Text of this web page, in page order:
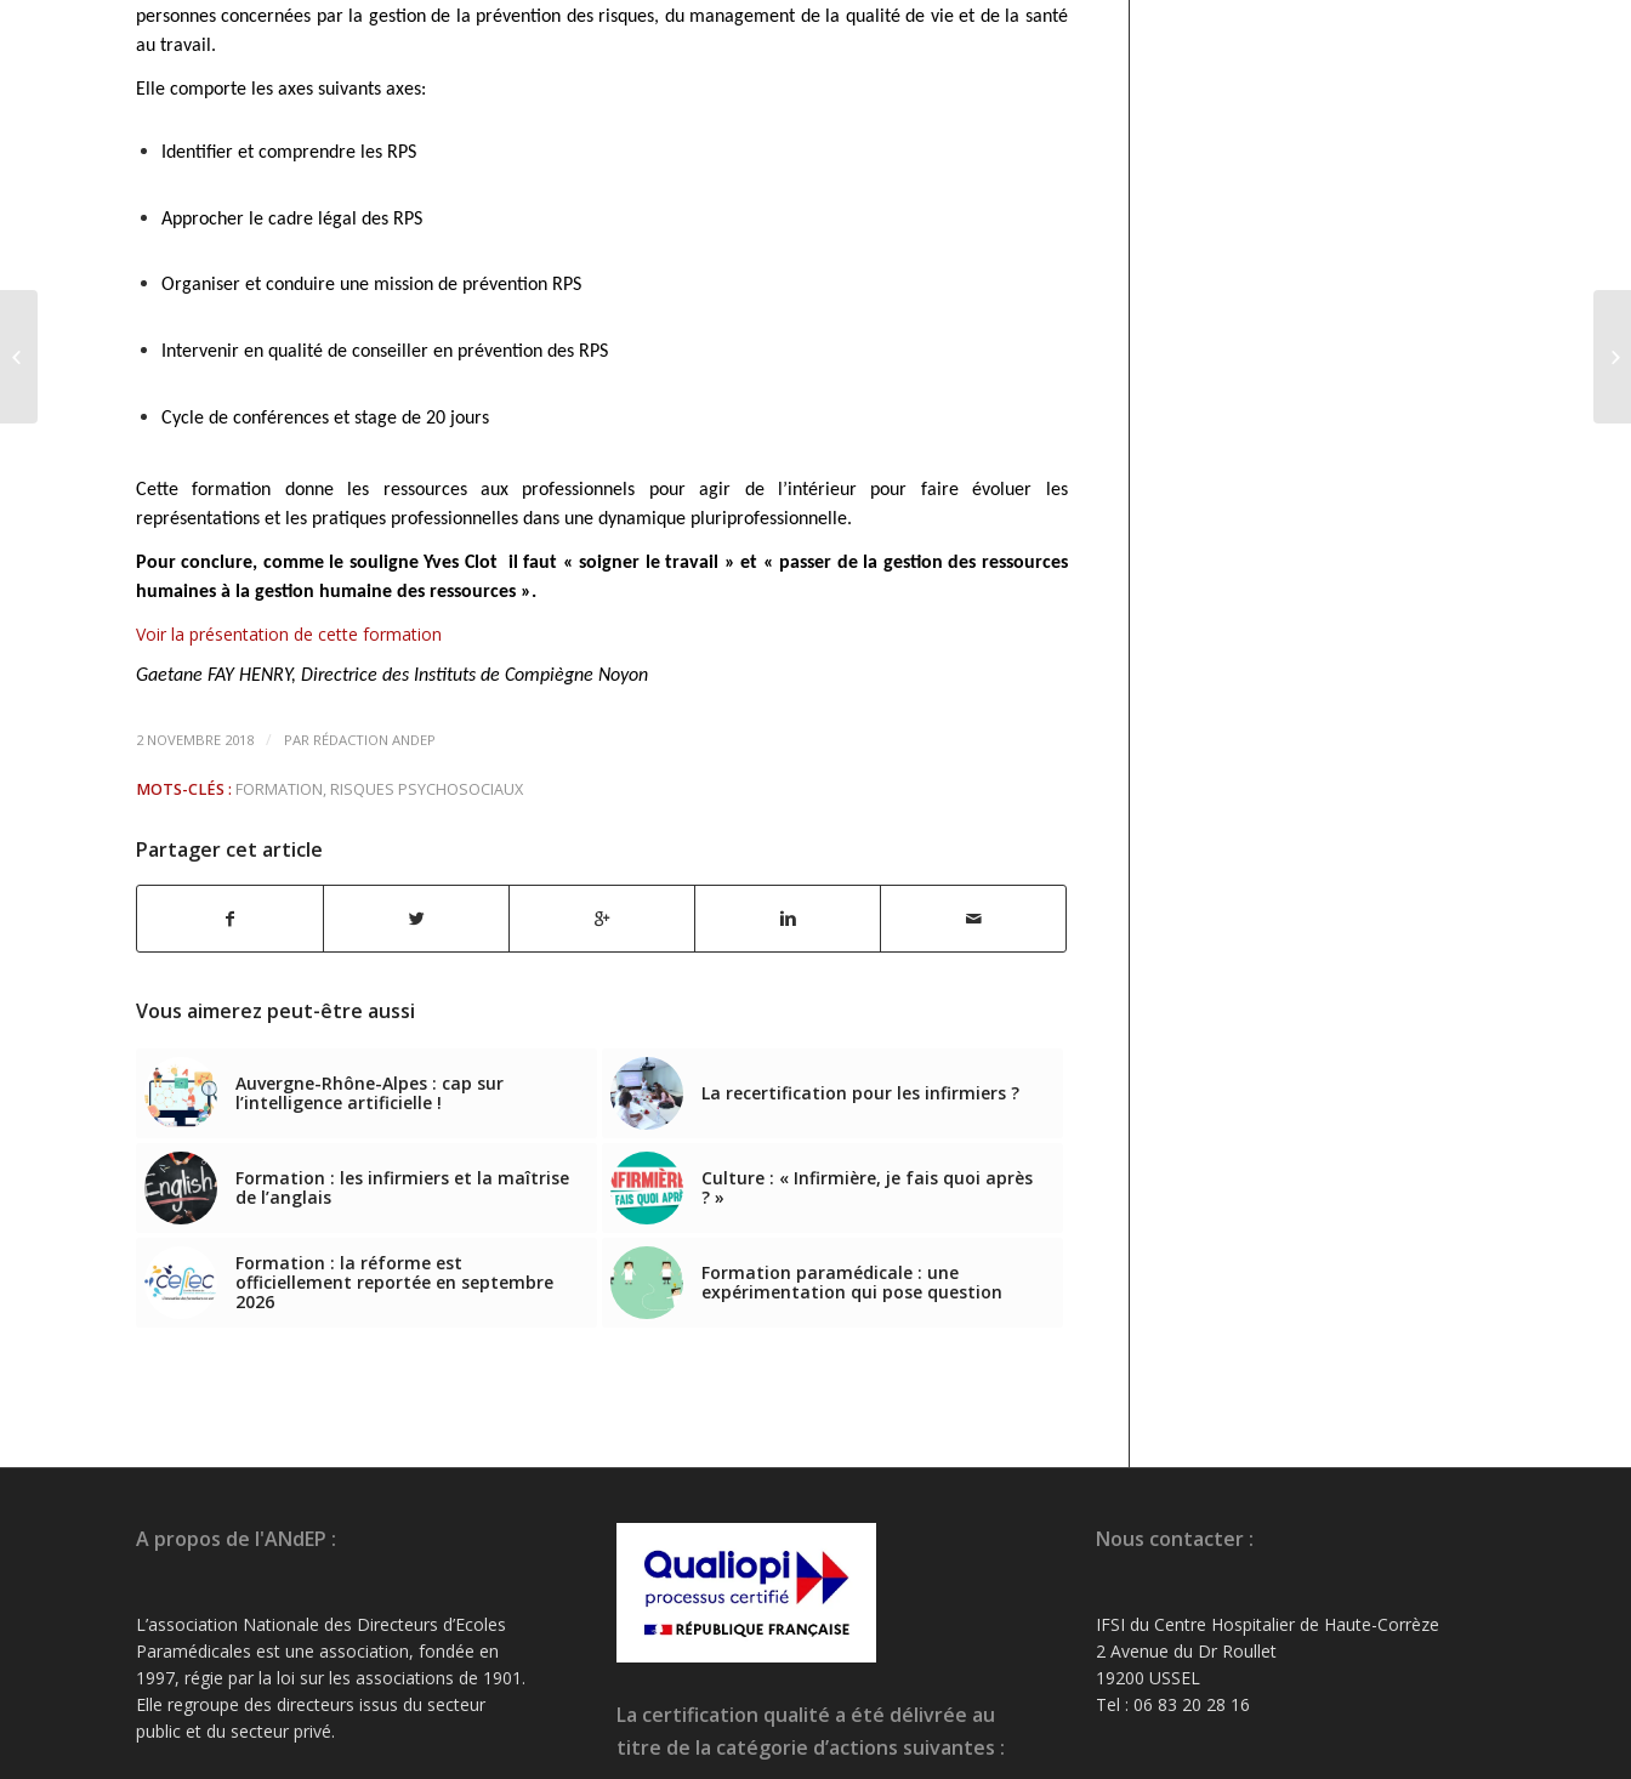
personnes concernées par la gestion de la prévention des risques, du management de la qualité de vie et de la santé
au travail.
Elle comporte les axes suivants axes:
Identifier et comprendre les RPS
Approcher le cadre légal des RPS
Organiser et conduire une mission de prévention RPS
Intervenir en qualité de conseiller en prévention des RPS
Cycle de conférences et stage de 20 jours
Cette formation donne les ressources aux professionnels pour agir de l’intérieur pour faire évoluer les
représentations et les pratiques professionnelles dans une dynamique pluriprofessionnelle.
Pour conclure, comme le souligne Yves Clot il faut « soigner le travail » et « passer de la gestion des ressources
humaines à la gestion humaine des ressources ».
Voir la présentation de cette formation
Gaetane FAY HENRY, Directrice des Instituts de Compiègne Noyon
2 NOVEMBRE 2018 / PAR RÉDACTION ANDEP
MOTS-CLÉS : FORMATION, RISQUES PSYCHOSOCIAUX
Partager cet article
Vous aimerez peut-être aussi
Auvergne-Rhône-Alpes : cap sur
l’intelligence artificielle !
La recertification pour les infirmiers ?
Formation : les infirmiers et la maîtrise
de l’anglais
Culture : « Infirmière, je fais quoi après
? »
Formation : la réforme est
officiellement reportée en septembre
2026
Formation paramédicale : une
expérimentation qui pose question
A propos de l'ANdEP :
L’association Nationale des Directeurs d’Ecoles
Paramédicales est une association, fondée en
1997, régie par la loi sur les associations de 1901.
Elle regroupe des directeurs issus du secteur
public et du secteur privé.
La certification qualité a été délivrée au
titre de la catégorie d’actions suivantes :
Nous contacter :
IFSI du Centre Hospitalier de Haute-Corrèze
2 Avenue du Dr Roullet
19200 USSEL
Tel : 06 83 20 28 16
Vous avez dit